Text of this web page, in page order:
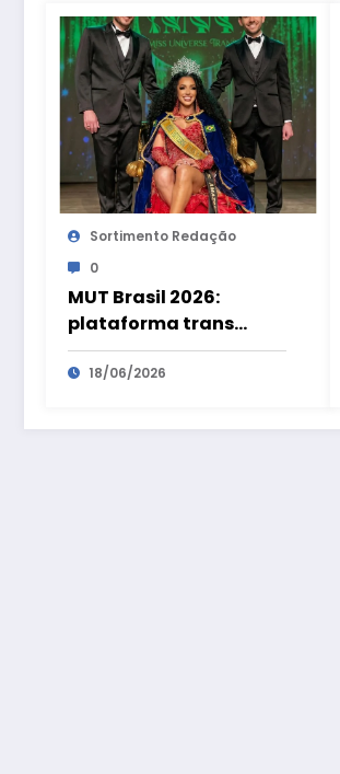
Sortimento Redação
0
MUT Brasil 2026:
plataforma trans
transforma
visibilidade em
18/06/2026